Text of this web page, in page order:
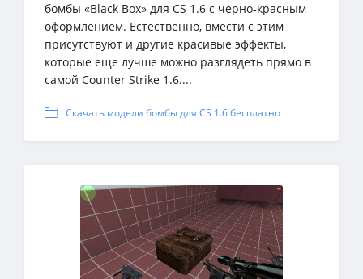
бомбы «Black Box» для CS 1.6 с черно-красным
оформлением. Естественно, вмести с этим
присутствуют и другие красивые эффекты,
которые еще лучше можно разглядеть прямо в
самой Counter Strike 1.6....
Скачать модели бомбы для CS 1.6 бесплатно